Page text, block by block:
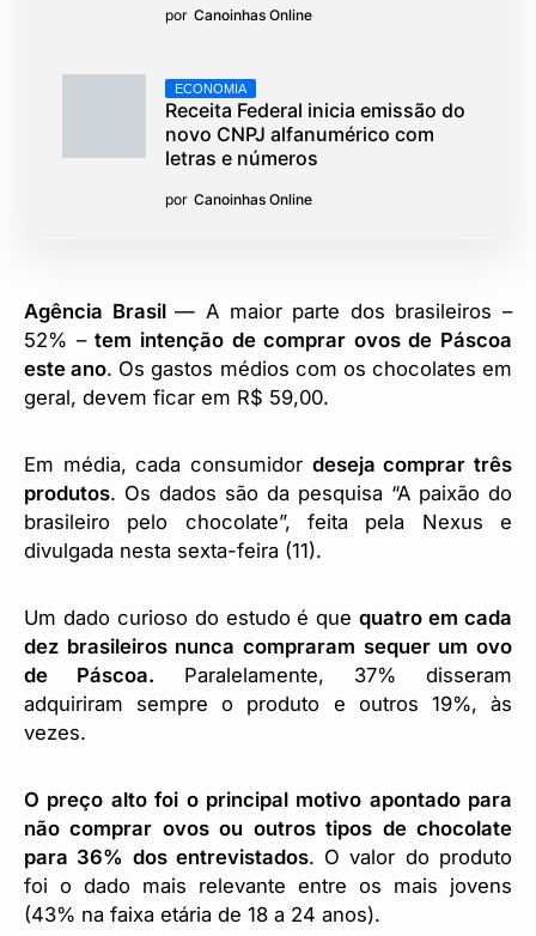
por Canoinhas Online
ECONOMIA
Receita Federal inicia emissão do
novo CNPJ alfanumérico com
letras e números
por Canoinhas Online
Agência Brasil— A maior parte dos brasileiros –
52% –tem intenção de comprar ovos de Páscoa
este ano. Os gastos médios com os chocolates em
geral, devem ficar em R$ 59,00.
Em média, cada consumidor deseja comprar três
produtos. Os dados são da pesquisa “A paixão do
brasileiro pelo chocolate”, feita pela Nexus e
divulgada nesta sexta-feira (11).
Um dado curioso do estudo é quequatro em cada
dez brasileiros nunca compraram sequer um ovo
de Páscoa. Paralelamente, 37% disseram
adquiriram sempre o produto e outros 19%, às
vezes.
O preço alto foi o principal motivo apontado para
não comprar ovos ou outros tipos de chocolate
para 36% dos entrevistados. O valor do produto
foi o dado mais relevante entre os mais jovens
(43% na faixa etária de 18 a 24 anos).